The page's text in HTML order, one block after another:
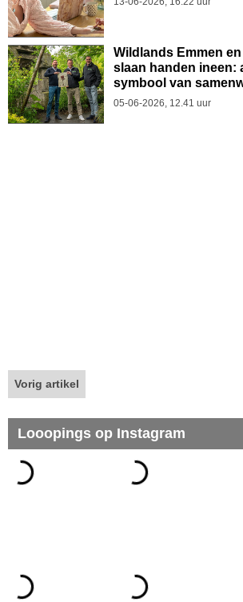
Wildlands Emmen
slaan handen ineen:
symbool van
05-06-2026, 12.41 uur
Vorig artikel
Looopings op Instagram